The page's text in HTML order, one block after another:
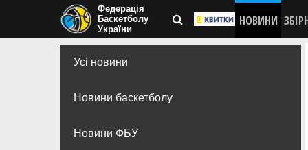
Федерація
Баскетболу
України
НОВИНИ
Усі новини
Новини баскетболу
Новини ФБУ